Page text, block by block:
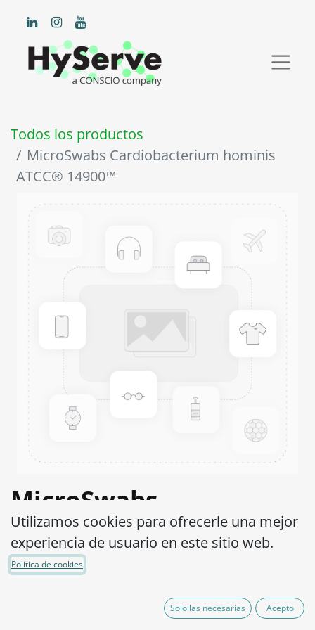
Todos los productos
MicroSwabs Cardiobacterium hominis
ATCC® 14900™
MicroSwabs
Cardiobacterium
hominis ATCC® 14900™
IVA excluido
Utilizamos cookies para ofrecerle una mejor
experiencia de usuario en este sitio web.
Política de cookies
Solo las necesarias Acepto